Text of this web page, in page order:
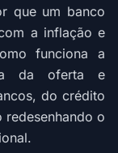
que um banco
a inflação e
funciona a
da oferta e
do crédito
redesenhando o